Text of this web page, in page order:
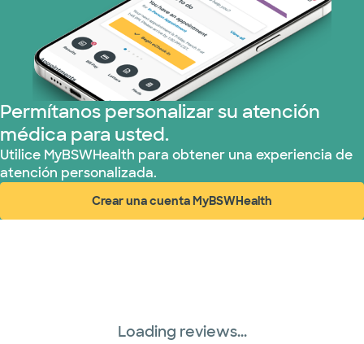
Permítanos personalizar su atención
médica para usted.
Utilice MyBSWHealth para obtener una experiencia de
atención personalizada.
Crear una cuenta MyBSWHealth
(abre en ventana nueva)
Loading reviews...